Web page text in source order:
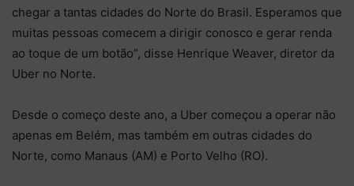
chegar a tantas cidades do Norte do Brasil. Esperamos que
muitas pessoas comecem a dirigir conosco e gerar renda
ao toque de um botão”, disse Henrique Weaver, diretor da
Uber no Norte.
Desde o começo deste ano, a Uber começou a operar não
apenas em Belém, mas também em outras cidades do
Norte, como Manaus (AM) e Porto Velho (RO).